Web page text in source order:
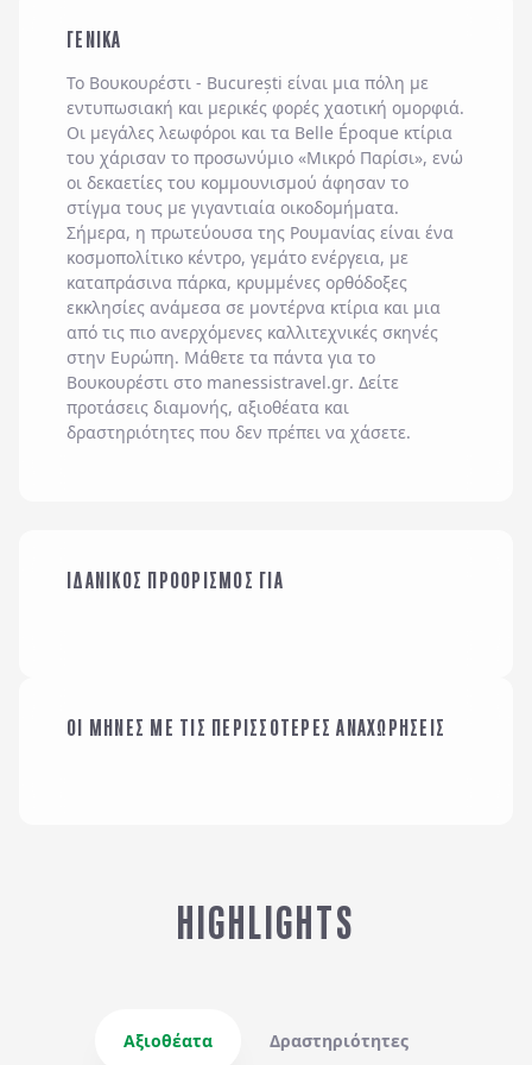
ΓΕΝΙΚΑ
Το Βουκουρέστι - București είναι μια πόλη με
εντυπωσιακή και μερικές φορές χαοτική ομορφιά.
Οι μεγάλες λεωφόροι και τα Belle Époque κτίρια
του χάρισαν το προσωνύμιο «Μικρό Παρίσι», ενώ
οι δεκαετίες του κομμουνισμού άφησαν το
στίγμα τους με γιγαντιαία οικοδομήματα.
Σήμερα, η πρωτεύουσα της Ρουμανίας είναι ένα
κοσμοπολίτικο κέντρο, γεμάτο ενέργεια, με
καταπράσινα πάρκα, κρυμμένες ορθόδοξες
εκκλησίες ανάμεσα σε μοντέρνα κτίρια και μια
από τις πιο ανερχόμενες καλλιτεχνικές σκηνές
στην Ευρώπη. Μάθετε τα πάντα για το
Βουκουρέστι στο manessistravel.gr. Δείτε
προτάσεις διαμονής, αξιοθέατα και
δραστηριότητες που δεν πρέπει να χάσετε.
ΙΔΑΝΙΚΟΣ ΠΡΟΟΡΙΣΜΟΣ ΓΙΑ
ΟΙΚΟΓΕΝΕΙΑ ΜΕ
ΠΑΙΔΙΑ
ΟΙ ΜΗΝΕΣ ΜΕ ΤΙΣ ΠΕΡΙΣΣΟΤΕΡΕΣ ΑΝΑΧΩΡΗΣΕΙΣ
ΙΑΝΟΥΑΡΙΟΣ
HIGHLIGHTS
Αξιοθέατα Δραστηριότητες